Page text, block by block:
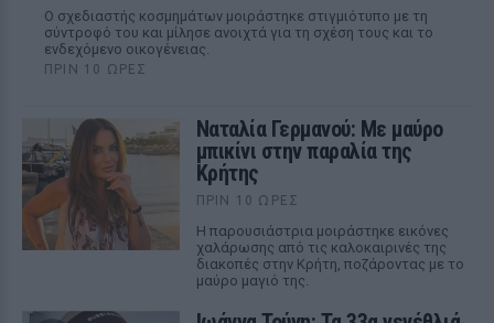
Ο σχεδιαστής κοσμημάτων μοιράστηκε στιγμιότυπο με τη
σύντροφό του και μίλησε ανοιχτά για τη σχέση τους και το
ενδεχόμενο οικογένειας.
ΠΡΙΝ 10 ΏΡΕΣ
Ναταλία Γερμανού: Με μαύρο
μπικίνι στην παραλία της
Κρήτης
ΠΡΙΝ 10 ΏΡΕΣ
Η παρουσιάστρια μοιράστηκε εικόνες
χαλάρωσης από τις καλοκαιρινές της
διακοπές στην Κρήτη, ποζάροντας με το
μαύρο μαγιό της.